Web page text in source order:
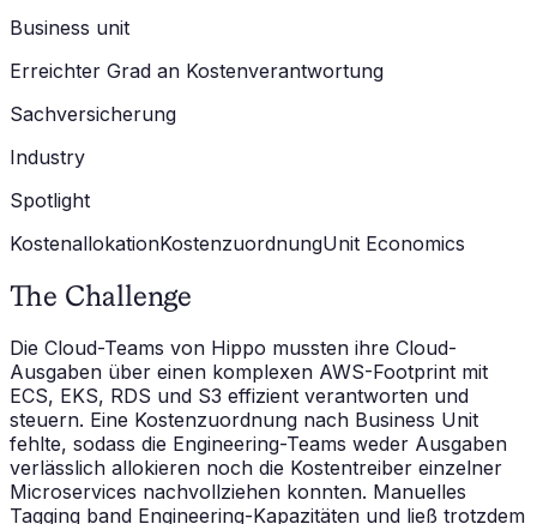
Business unit
Erreichter Grad an Kostenverantwortung
Sachversicherung
Industry
Spotlight
KostenallokationKostenzuordnungUnit Economics
The Challenge
Die Cloud-Teams von Hippo mussten ihre Cloud-
Ausgaben über einen komplexen AWS-Footprint mit
ECS, EKS, RDS und S3 effizient verantworten und
steuern. Eine Kostenzuordnung nach Business Unit
fehlte, sodass die Engineering-Teams weder Ausgaben
verlässlich allokieren noch die Kostentreiber einzelner
Microservices nachvollziehen konnten. Manuelles
Tagging band Engineering-Kapazitäten und ließ trotzdem